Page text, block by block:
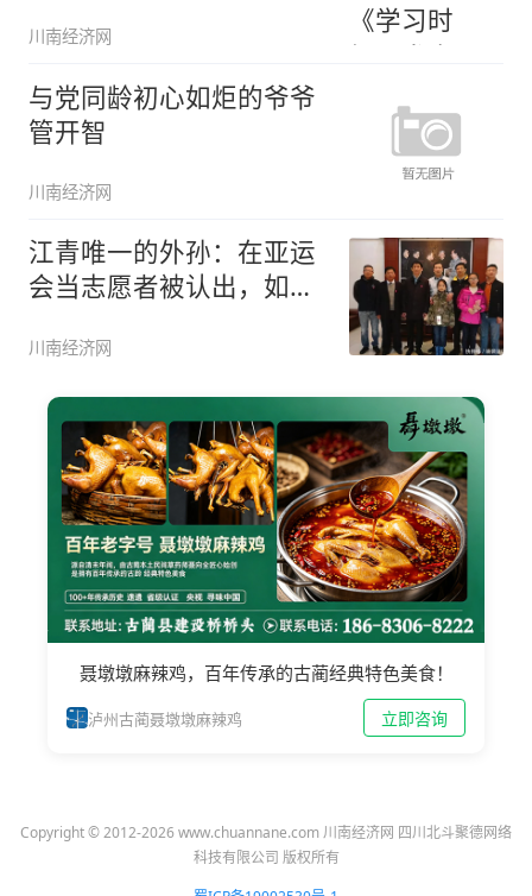
川南经济网
与党同龄初心如炬的爷爷
管开智
川南经济网
江青唯一的外孙：在亚运
会当志愿者被认出，如今
川南经济网
聂墩墩麻辣鸡，百年传承的古蔺经典特色美食！
泸州古蔺聂墩墩麻辣鸡 立即咨询
Copyright © 2012-2026 www.chuannane.com 川南经济网 四川北斗聚德网络
科技有限公司 版权所有